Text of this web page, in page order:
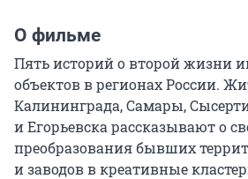
О фильме
Пять историй о второй жизни
объектов в регионах России.
Калининграда, Самары,
и Егорьевска рассказывают о
преобразования бывших
и заводов в креативные